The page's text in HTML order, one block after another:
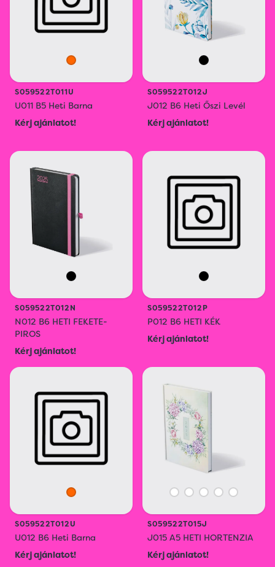
S059522T011U
U011 B5 Heti Barna
Kérj ajánlatot!
S059522T012J
J012 B6 Heti Őszi Levél
Kérj ajánlatot!
S059522T012N
N012 B6 HETI FEKETE-
PIROS
Kérj ajánlatot!
S059522T012P
P012 B6 HETI KÉK
Kérj ajánlatot!
S059522T012U
U012 B6 Heti Barna
Kérj ajánlatot!
S059522T015J
J015 A5 HETI HORTENZIA
Kérj ajánlatot!